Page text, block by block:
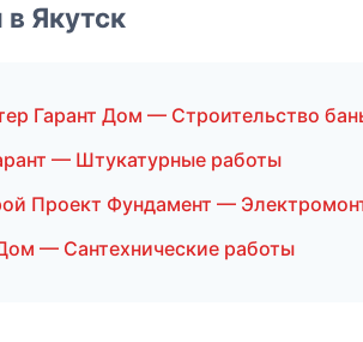
Якутск
Гарант Дом — Строительство
— Штукатурные работы
Проект Фундамент —
— Сантехнические работы